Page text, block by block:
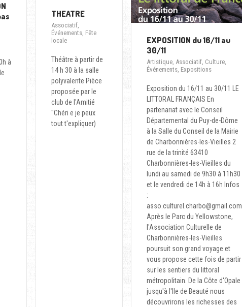
à
THEATRE
Associatif,
Événements, Fête
locale
Théâtre à partir de
14 h 30 à la salle
polyvalente Pièce
proposée par le
club de l'Amitié
"Chéri e je peux
tout t'expliquer)
EXPOSITION du 16/11 au
30/11
Artistique, Associatif, Culture,
Événements, Expositions
Exposition du 16/11 au 30/11 LE
LITTORAL FRANÇAIS En
partenariat avec le Conseil
Départemental du Puy-de-Dôme
à la Salle du Conseil de la Mairie
de Charbonnières-les-Vieilles 2
rue de la trinité 63410
Charbonnières-les-Vieilles du
lundi au samedi de 9h30 à 11h30
et le vendredi de 14h à 16h Infos
:
asso.culturel.charbo@gmail.com
Après le Parc du Yellowstone,
l'Association Culturelle de
Charbonnières-les-Vieilles
poursuit son grand voyage et
vous propose cette fois de partir
sur les sentiers du littoral
métropolitain. De la Côte d'Opale
jusqu'à l'Ile de Beauté nous
découvrirons les richesses des